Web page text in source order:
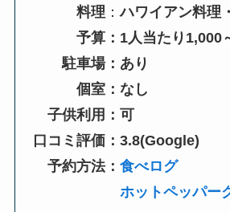
料理 ：ハワイアン料理
予算：1人当たり1,000
駐車場：あり
個室：なし
子供利用：可
口コミ評価：3.8(Google)
予約方法：食べログ
ホットペッパー